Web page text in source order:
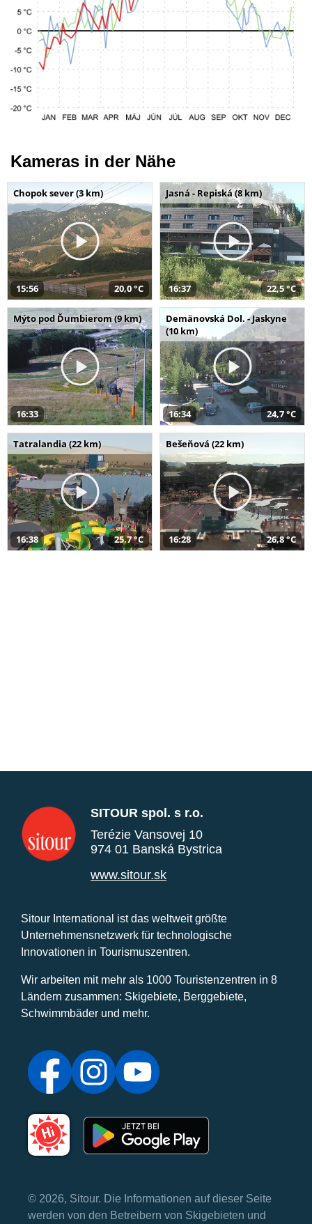
Kameras in der Nähe
Chopok sever (3 km)
15:56 20,0 °C
Jasná - Repiská (8 km)
16:37 22,5 °C
Mýto pod Ďumbierom (9 km)
16:33
Demänovská Dol. - Jaskyne
(10 km)
16:34 24,7 °C
Tatralandia (22 km)
16:38 25,7 °C
Bešeňová (22 km)
16:28 26,8 °C
SITOUR spol. s r.o.
Terézie Vansovej 10
974 01 Banská Bystrica
www.sitour.sk
Sitour International ist das weltweit größte
Unternehmensnetzwerk für technologische
Innovationen in Tourismuszentren.
Wir arbeiten mit mehr als 1000 Touristenzentren in 8
Ländern zusammen: Skigebiete, Berggebiete,
Schwimmbäder und mehr.
© 2026, Sitour. Die Informationen auf dieser Seite
werden von den Betreibern von Skigebieten und